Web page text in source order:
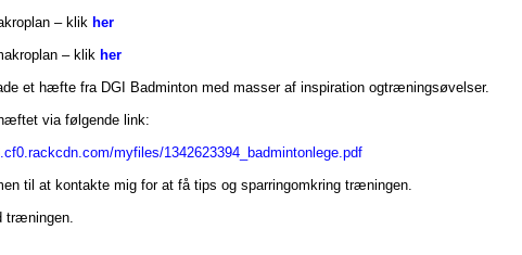
– klik her
– klik her
et hæfte fra DGI Badminton med masser af inspiration ogtræningsøvelser.
via følgende link:
myfiles/1342623394_badmintonlege.pdf
til at kontakte mig for at få tips og sparringomkring træningen.
træningen.